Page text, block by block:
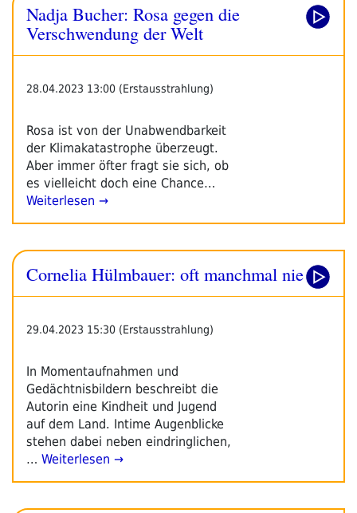
Nadja Bucher: Rosa gegen die
Verschwendung der Welt
28.04.2023 13:00 (Erstausstrahlung)
Rosa ist von der Unabwendbarkeit
der Klimakatastrophe überzeugt.
Aber immer öfter fragt sie sich, ob
es vielleicht doch eine Chance…
Weiterlesen →
Cornelia Hülmbauer: oft manchmal nie
29.04.2023 15:30 (Erstausstrahlung)
In Momentaufnahmen und
Gedächtnisbildern beschreibt die
Autorin eine Kindheit und Jugend
auf dem Land. Intime Augenblicke
stehen dabei neben eindringlichen,
… Weiterlesen →